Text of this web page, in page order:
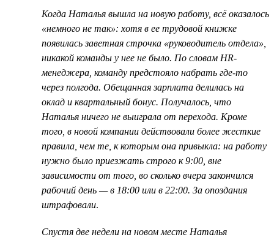
Когда Наталья вышла на новую работу, всё оказалось
«немного не так»: хотя в ее трудовой книжке
появилась заветная строчка «руководитель отдела»,
никакой команды у нее не было. По словам HR-
менеджера, команду предстояло набрать где-то
через полгода. Обещанная зарплата делилась на
оклад и квартальный бонус. Получалось, что
Наталья ничего не выиграла от перехода. Кроме
того, в новой компании действовали более жесткие
правила, чем те, к которым она привыкла: на работу
нужно было приезжать строго к 9:00, вне
зависимости от того, во сколько вчера закончился
рабочий день — в 18:00 или в 22:00. За опоздания
штрафовали.
Спустя две недели на новом месте Наталья